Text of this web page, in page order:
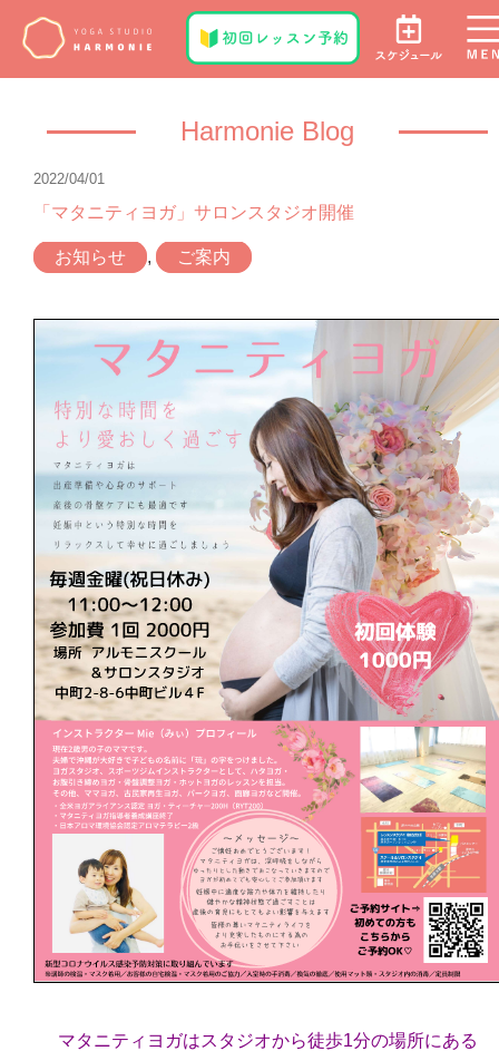
Harmonie Blog
2022/04/01
「マタニティヨガ」サロンスタジオ開催
お知らせ , ご案内
マタニティヨガはスタジオから徒歩1分の場所にある